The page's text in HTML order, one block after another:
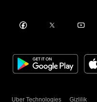
Uber Technologies Gizlilik